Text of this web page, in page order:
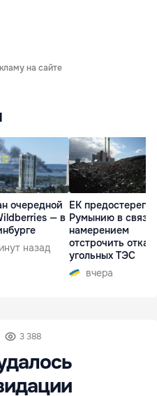
на сайте
очередной
— в
назад
ЕК предостерегла
Румынию в связи
намерением
отстрочить отказ
угольных ТЭС
вчера
3 388